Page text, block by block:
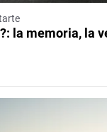
la memoria, la